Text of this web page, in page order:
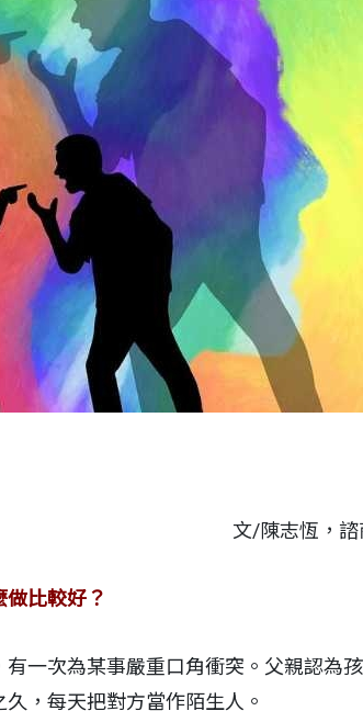
文/陳志恆，
比較好？
一次為某事嚴重口角衝突。父親認為
，每天把對方當作陌生人。